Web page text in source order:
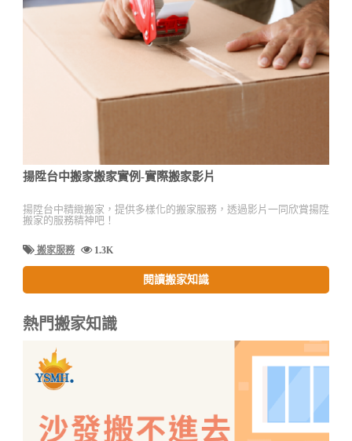
揚陞台中搬家搬家實例-實際搬家影片
揚陞台中精緻搬家，提供多樣化的搬家服務，透過影片一同欣賞揚陞
搬家的服務精神吧！
搬家服務 1.3K
閱讀搬家知識
熱門搬家知識